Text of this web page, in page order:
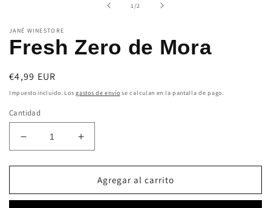
ventana
1 /de2
JANÉ WINESTORE
Fresh Zero de Mora
Precio
habitual
€4,99 EUR
Impuesto incluido. Losgastos de envío se calculan en la pantalla de pago.
Cantidad
Reducir
cantidad
para
Zero
Aumentar
cantidad
para
Fresh
Zero
Agregar al carrito